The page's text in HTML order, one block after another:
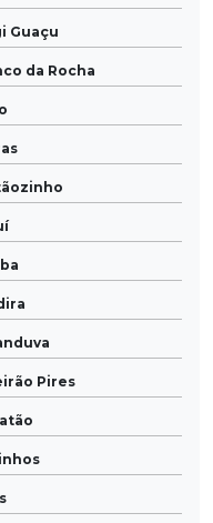
Guaçu
da Rocha
Pires